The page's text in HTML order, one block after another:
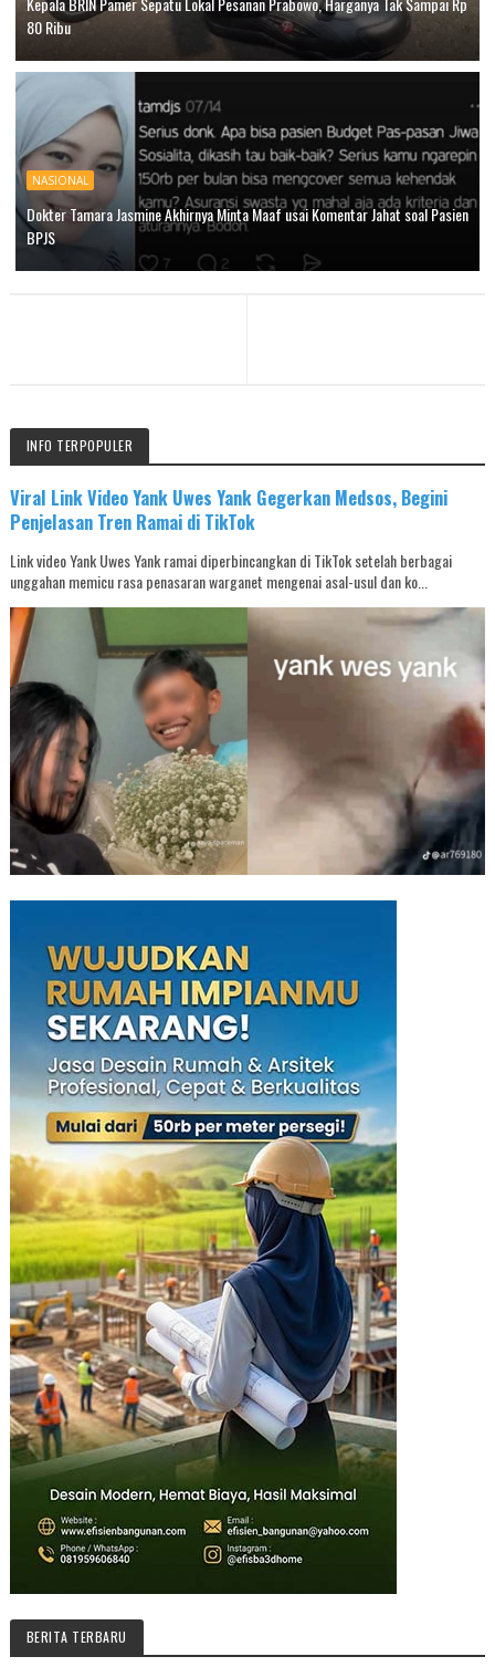
80 Ribu
NASIONAL
Dokter Tamara Jasmine Akhirnya Minta Maaf usai Komentar Jahat soal Pasien
BPJS
INFO TERPOPULER
Viral Link Video Yank Uwes Yank Gegerkan Medsos, Begini
Penjelasan Tren Ramai di TikTok
Link video Yank Uwes Yank ramai diperbincangkan di TikTok setelah berbagai
unggahan memicu rasa penasaran warganet mengenai asal-usul dan ko...
BERITA TERBARU